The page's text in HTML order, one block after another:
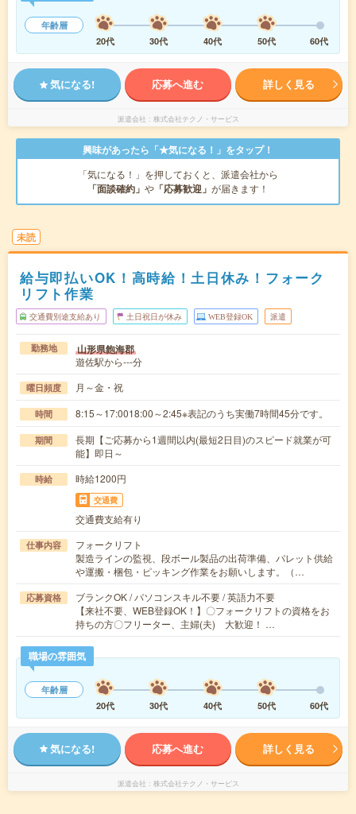
年齢層
20代
30代 40代 50代 60代
気になる! 応募へ進む 詳しく見る
派遣会社 株式会社テクノ・サービス
興味があったら「★気になる！」をタップ！
「気になる！」を押しておくと、派遣会社から
「面談確約」 や 「応募歓迎」 が届きます！
未読
給与即払いOK！高時給！土日休み！フォーク
リフト作業
交通費別途支給あり 土日祝日が休み WEB登録OK 派遣
勤務地 山形県飽海郡
遊佐駅から---分
曜日頻度 月～金・祝
時間 8:15～17:0018:00～2:45※表記のうち実働7時間45分です。
期間
長期【ご応募から1週間以内(最短2日目)のスピード就業が可
能】即日～
時給 時給1200円
交通費
交通費支給有り
仕事内容
フォークリフト
製造ラインの監視、段ボール製品の出荷準備、パレット供給
や運搬・梱包・ピッキング作業をお願いします。（…
応募資格
ブランクOK / パソコンスキル不要 / 英語力不要
【来社不要、WEB登録OK！】〇フォークリフトの資格をお
持ちの方〇フリーター、主婦(夫) 大歓迎！ …
職場の雰囲気
年齢層
20代
30代 40代 50代 60代
気になる! 応募へ進む 詳しく見る
派遣会社 株式会社テクノ・サービス